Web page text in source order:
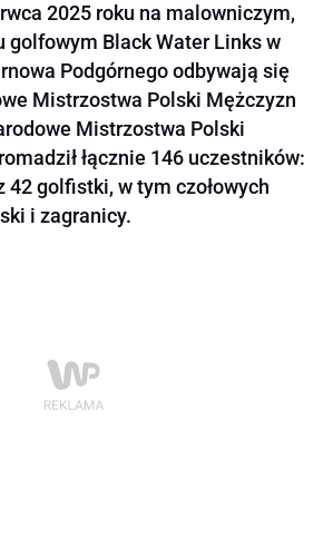
2025 roku na malowniczym,
golfowym Black Water Links w
Podgórnego odbywają się
Mistrzostwa Polski Mężczyzn
Mistrzostwa Polski
łącznie 146 uczestników:
42 golfistki, w tym czołowych
i zagranicy.